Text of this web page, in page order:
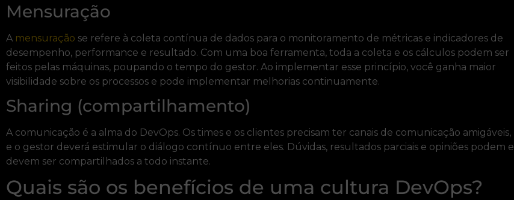
Mensuração
A mensuração se refere à coleta contínua de dados para o monitoramento de métricas e indicadores de
desempenho, performance e resultado. Com uma boa ferramenta, toda a coleta e os cálculos podem ser
feitos pelas máquinas, poupando o tempo do gestor. Ao implementar esse princípio, você ganha maior
visibilidade sobre os processos e pode implementar melhorias continuamente.
Sharing (compartilhamento)
A comunicação é a alma do DevOps. Os times e os clientes precisam ter canais de comunicação amigáveis,
e o gestor deverá estimular o diálogo contínuo entre eles. Dúvidas, resultados parciais e opiniões podem e
devem ser compartilhados a todo instante.
Quais são os benefícios de uma cultura DevOps?